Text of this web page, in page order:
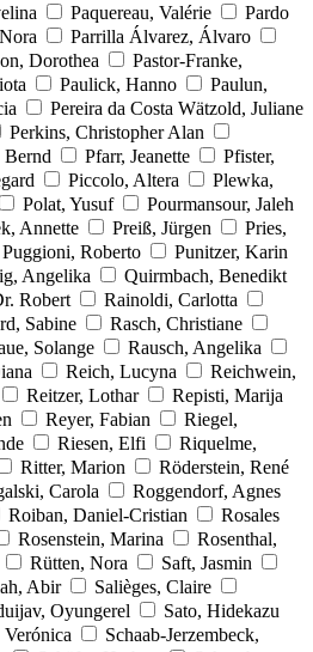
Paquereau, Valérie
Pardo
Parrilla Álvarez, Álvaro
Dorothea
Pastor-Franke,
Paulick, Hanno
Paulun,
Pereira da Costa Wätzold, Juliane
Perkins, Christopher Alan
Bernd Pfarr, Jeanette
Pfister,
Piccolo, Altera
Plewka,
Polat, Yusuf
Pourmansour, Jaleh
Annette Preiß, Jürgen
Pries,
Puggioni, Roberto
Punitzer, Karin
Angelika
Quirmbach, Benedikt
Robert
Rainoldi, Carlotta
Sabine
Rasch, Christiane
Solange
Rausch, Angelika
Reich, Lucyna
Reichwein,
Reitzer, Lothar
Repisti, Marija
Reyer, Fabian
Riegel,
Riesen, Elfi
Riquelme,
Ritter, Marion
Röderstein, René
Carola
Roggendorf, Agnes
Roiban, Daniel-Cristian
Rosales
Rosenstein, Marina
Rosenthal,
Rütten, Nora
Saft, Jasmin
Abir
Salièges, Claire
Oyungerel
Sato, Hidekazu
Verónica
Schaab-Jerzembeck,